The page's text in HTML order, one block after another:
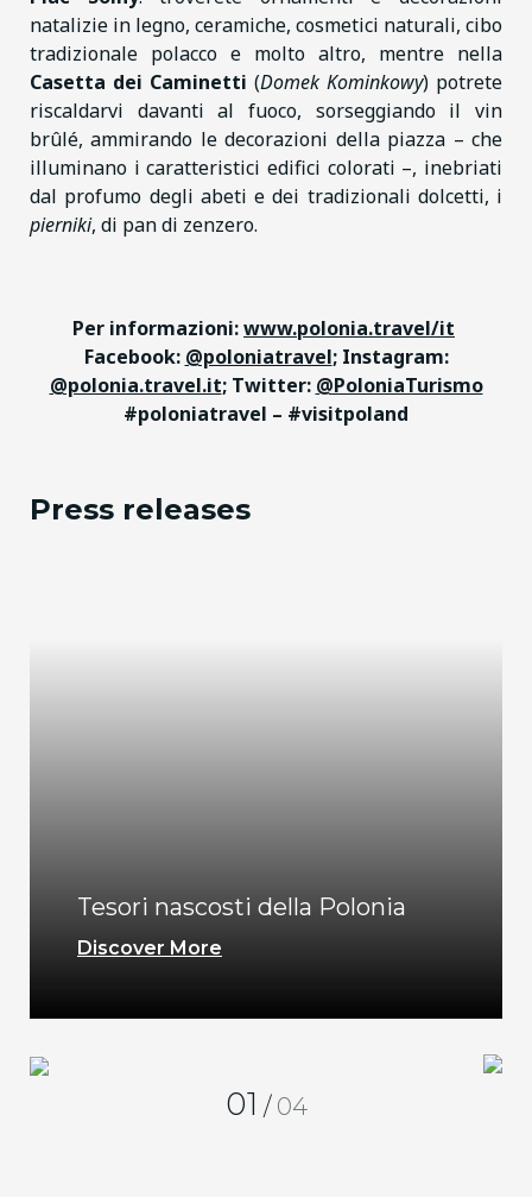
natalizie in legno, ceramiche, cosmetici naturali, cibo
tradizionale polacco e molto altro, mentre nella
Casetta dei Caminetti (Domek Kominkowy) potrete
riscaldarvi davanti al fuoco, sorseggiando il vin
brûlé, ammirando le decorazioni della piazza – che
illuminano i caratteristici edifici colorati –, inebriati
dal profumo degli abeti e dei tradizionali dolcetti, i
pierniki, di pan di zenzero.
Per informazioni:www.polonia.travel/it
Facebook: @poloniatravel; Instagram:
@polonia.travel.it; Twitter: @PoloniaTurismo
#poloniatravel – #visitpoland
Press releases
Tesori nascosti della Polonia
Discover More
01 / 04